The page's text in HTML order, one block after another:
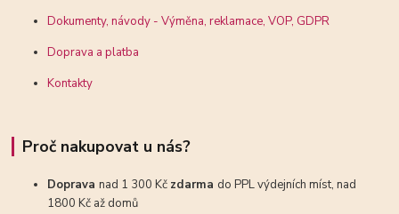
Dokumenty, návody - Výměna, reklamace, VOP, GDPR
Doprava a platba
Kontakty
Proč nakupovat u nás?
Dopravanad 1 300 Kč zdarma do PPL výdejních míst, nad
1800 Kč až domů